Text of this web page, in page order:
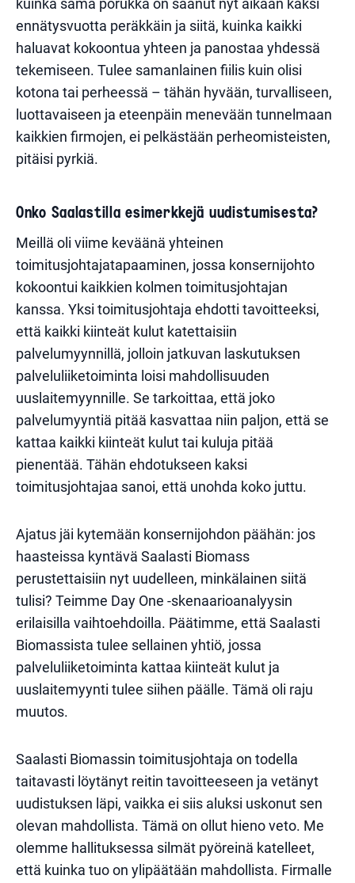
kuinka sama porukka on saanut nyt aikaan kaksi
ennätysvuotta peräkkäin ja siitä, kuinka kaikki
haluavat kokoontua yhteen ja panostaa yhdessä
tekemiseen. Tulee samanlainen fiilis kuin olisi
kotona tai perheessä – tähän hyvään, turvalliseen,
luottavaiseen ja eteenpäin menevään tunnelmaan
kaikkien firmojen, ei pelkästään perheomisteisten,
pitäisi pyrkiä.
Onko Saalastilla esimerkkejä uudistumisesta?
Meillä oli viime keväänä yhteinen
toimitusjohtajatapaaminen, jossa konsernijohto
kokoontui kaikkien kolmen toimitusjohtajan
kanssa. Yksi toimitusjohtaja ehdotti tavoitteeksi,
että kaikki kiinteät kulut katettaisiin
palvelumyynnillä, jolloin jatkuvan laskutuksen
palveluliiketoiminta loisi mahdollisuuden
uuslaitemyynnille. Se tarkoittaa, että joko
palvelumyyntiä pitää kasvattaa niin paljon, että se
kattaa kaikki kiinteät kulut tai kuluja pitää
pienentää. Tähän ehdotukseen kaksi
toimitusjohtajaa sanoi, että unohda koko juttu.
Ajatus jäi kytemään konsernijohdon päähän: jos
haasteissa kyntävä Saalasti Biomass
perustettaisiin nyt uudelleen, minkälainen siitä
tulisi? Teimme Day One -skenaarioanalyysin
erilaisilla vaihtoehdoilla. Päätimme, että Saalasti
Biomassista tulee sellainen yhtiö, jossa
palveluliiketoiminta kattaa kiinteät kulut ja
uuslaitemyynti tulee siihen päälle. Tämä oli raju
muutos.
Saalasti Biomassin toimitusjohtaja on todella
taitavasti löytänyt reitin tavoitteeseen ja vetänyt
uudistuksen läpi, vaikka ei siis aluksi uskonut sen
olevan mahdollista. Tämä on ollut hieno veto. Me
olemme hallituksessa silmät pyöreinä katelleet,
että kuinka tuo on ylipäätään mahdollista. Firmalle